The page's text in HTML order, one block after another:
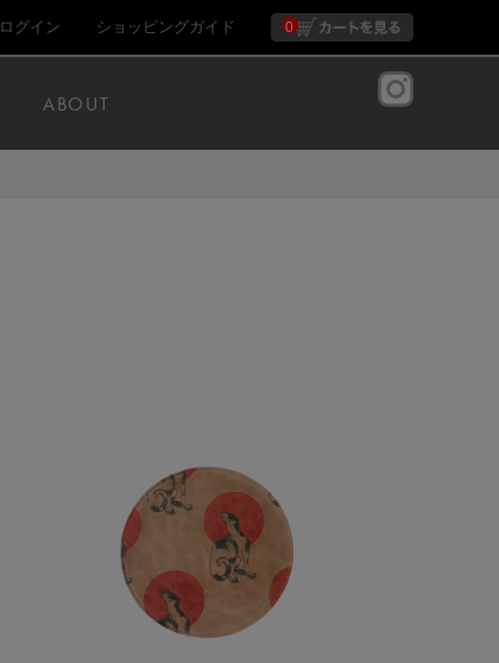
ログイン ショッピングガイド 0
ABOUT